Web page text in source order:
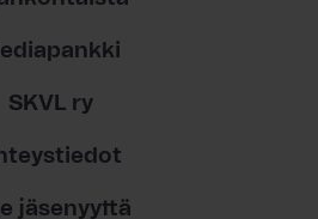
SKVL ry
jäsenyyttä